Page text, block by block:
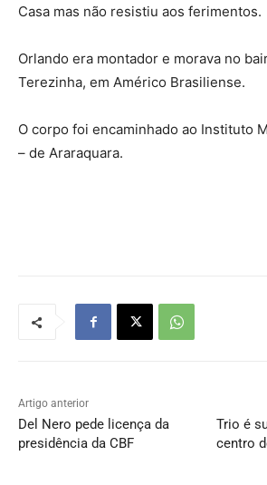
Casa mas não resistiu aos ferimentos.
Orlando era montador e morava no
Terezinha, em Américo Brasiliense.
O corpo foi encaminhado ao Instituto
– de Araraquara.
Artigo anterior
Del Nero pede licença da
presidência da CBF
Trio é
centro